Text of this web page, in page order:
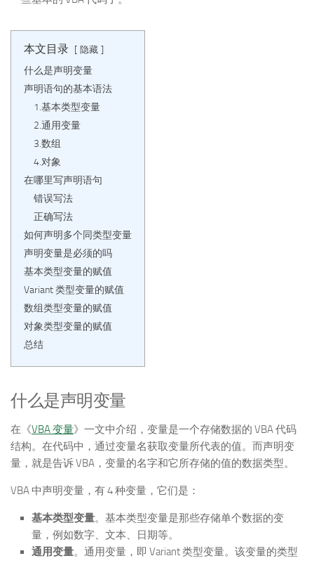
本文目录 隐藏
什么是声明变量
声明语句的基本语法
1.基本类型变量
2.通用变量
3.数组
4.对象
在哪里写声明语句
错误写法
正确写法
如何声明多个同类型变量
声明变量是必须的吗
基本类型变量的赋值
Variant 类型变量的赋值
数组类型变量的赋值
对象类型变量的赋值
总结
什么是声明变量
在《VBA 变量》一文中介绍，变量是一个存储数据的 VBA 代码
结构。在代码中，通过变量名获取变量所代表的值。而声明变
量，就是告诉 VBA，变量的名字和它所存储的值的数据类型。
VBA 中声明变量，有 4 种变量，它们是：
基本类型变量。基本类型变量是那些存储单个数据的变
量，例如数字、文本、日期等。
通用变量。通用变量，即 Variant 类型变量。该变量的类型